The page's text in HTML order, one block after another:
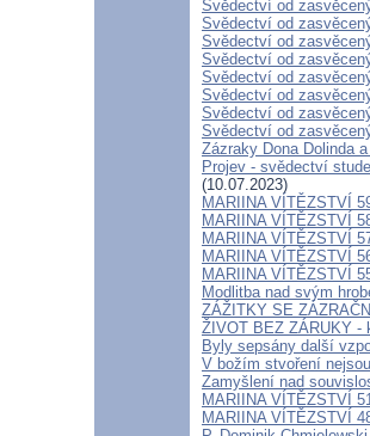
Svědectví od
Svědectví od
Svědectví od
Svědectví od
Svědectví od
Svědectví od
Svědectví od
Svědectví od
Zázraky Dona Dolinda
Projev - svědectví
(10.07.2023)
MARIINA VÍTĚZSTVÍ
MARIINA VÍTĚZSTVÍ
MARIINA VÍTĚZSTVÍ
MARIINA VÍTĚZSTVÍ
MARIINA VÍTĚZSTVÍ
Modlitba nad svým
ZÁŽITKY SE
ŽIVOT BEZ ZÁRUKY -
Byly sepsány další
V božím stvoření
Zamyšlení nad
MARIINA VÍTĚZSTVÍ
MARIINA VÍTĚZSTVÍ